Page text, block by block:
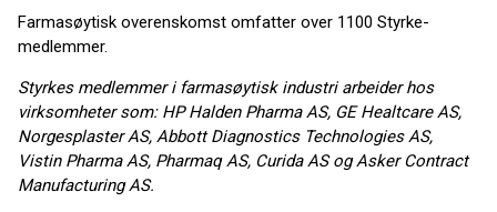
Farmasøytisk overenskomst omfatter over 1100 Styrke-
medlemmer.
Styrkes medlemmer i farmasøytisk industri arbeider hos
virksomheter som: HP Halden Pharma AS, GE Healtcare AS,
Norgesplaster AS, Abbott Diagnostics Technologies AS,
Vistin Pharma AS, Pharmaq AS, Curida AS og Asker Contract
Manufacturing AS.